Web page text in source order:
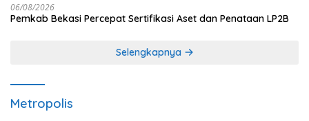
06/08/2026
Pemkab Bekasi Percepat Sertifikasi Aset dan Penataan LP2B
Selengkapnya
Metropolis